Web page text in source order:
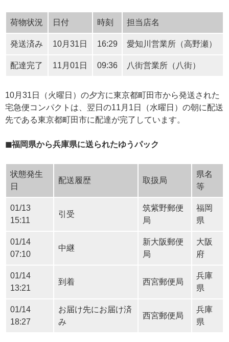
荷物状況 日付 時刻 担当店名
発送済み 10月31日 16:29 愛知川営業所（高野瀬）
配達完了 11月01日 09:36 八街営業所（八街）
10月31日（火曜日）の夕方に東京都町田市から発送された
宅急便コンパクトは、翌日の11月1日（水曜日）の朝に配送
先である東京都町田市に配達が完了しています。
◼福岡県から兵庫県に送られたゆうパック
状態発生
日
配送履歴 取扱局
県名
等
01/13
15:11
引受
筑紫野郵便
局
福岡
県
01/14
07:10
中継
新大阪郵便
局
大阪
府
01/14
13:21
到着 西宮郵便局
兵庫
県
01/14
18:27
お届け先にお届け済
み
西宮郵便局
兵庫
県